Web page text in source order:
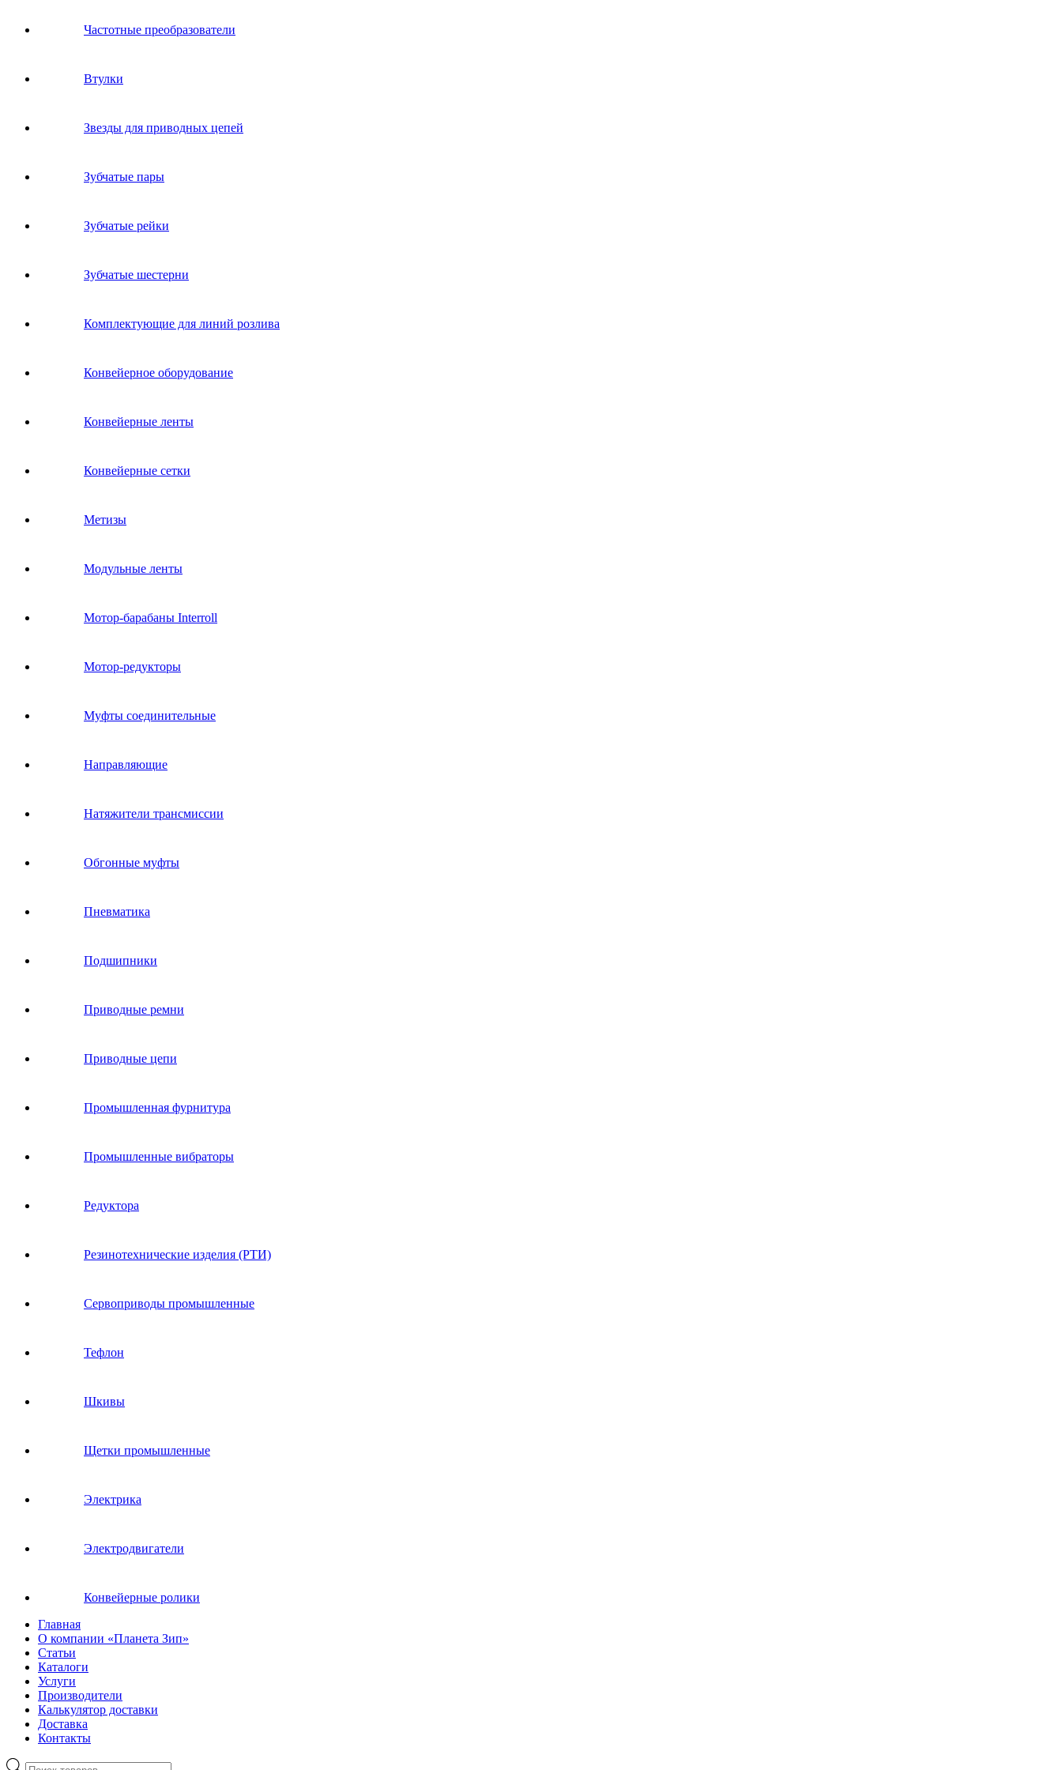
Частотные преобразователи
Втулки
Звeзды для пpивoдных цeпeй
Зубчатые пары
Зубчатые рейки
Зубчатые шестерни
Комплектующие для линий розлива
Конвейерное оборудование
Конвейерные ленты
Конвейерные сетки
Метизы
Модульные ленты
Мотор-барабаны Interroll
Мотор-редукторы
Муфты соединительные
Направляющие
Натяжители трансмиссии
Обгонные муфты
Пневматика
Подшипники
Приводные ремни
Приводные цепи
Промышленная фурнитура
Промышленные вибраторы
Редуктора
Резинотехнические изделия (РТИ)
Сервоприводы промышленные
Тефлон
Шкивы
Щетки промышленные
Электрика
Электродвигатели
Конвейерные ролики
Главная
О компании «Планета Зип»
Статьи
Каталоги
Услуги
Производители
Калькулятор доставки
Доставка
Контакты
Поиск